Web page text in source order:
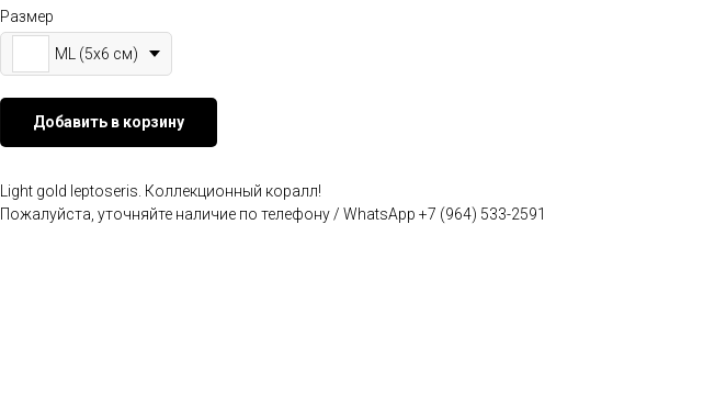
Размер
ML (5х6 см)
Добавить в корзину
Light gold leptoseris. Коллекционный коралл!
Пожалуйста, уточняйте наличие по телефону / WhatsApp +7 (964) 533-2591